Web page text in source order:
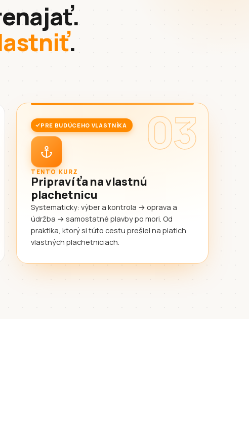
.
03
PRE BUDÚCEHO VLASTNÍKA
TENTO KURZ
Pripraví ťa na vlastnú
plachetnicu
Systematicky: výber a kontrola → oprava a
údržba → samostatné plavby po mori. Od
praktika, ktorý si túto cestu prešiel na piatich
vlastných plachetniciach.